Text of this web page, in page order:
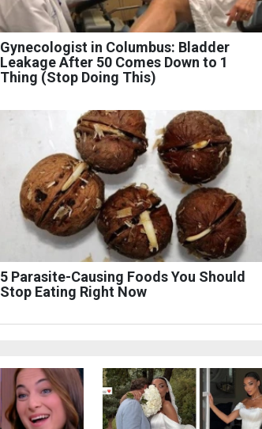
Gynecologist in Columbus: Bladder
Leakage After 50 Comes Down to 1
Thing (Stop Doing This)
5 Parasite-Causing Foods You Should
Stop Eating Right Now